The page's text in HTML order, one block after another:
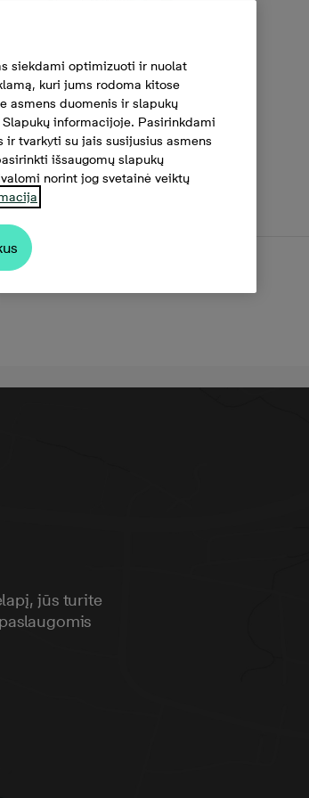
jūs turite
siekdami optimizuoti ir nuolat
kuri jums rodoma kitose
asmens duomenis ir slapukų
informacijoje. Pasirinkdami
ir tvarkyti su jais susijusius asmens
išsaugomų slapukų
norint jog svetainė veiktų